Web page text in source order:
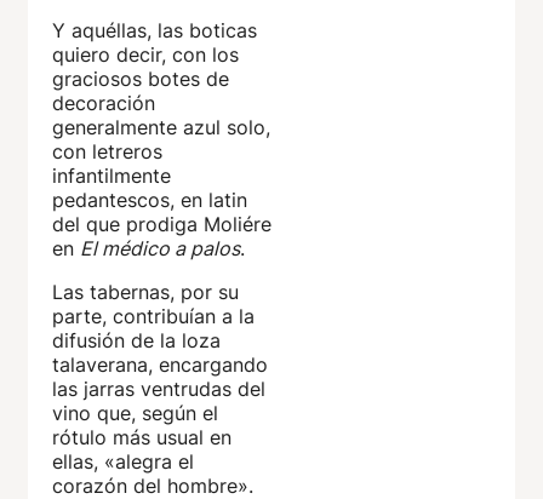
Y aquéllas, las boticas
quiero decir, con los
graciosos botes de
decoración
generalmente azul solo,
con letreros
infantilmente
pedantescos, en latin
del que prodiga Moliére
en El médico a palos.
Las tabernas, por su
parte, contribuían a la
difusión de la loza
talaverana, encargando
las jarras ventrudas del
vino que, según el
rótulo más usual en
ellas, «alegra el
corazón del hombre».